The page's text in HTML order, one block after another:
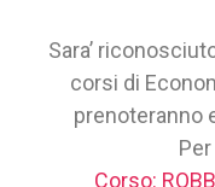
Sara’
corsi di
prenoteranno
Corso: